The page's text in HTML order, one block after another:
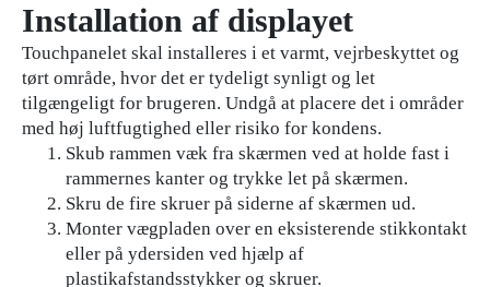
Installation af displayet
Touchpanelet skal installeres i et varmt, vejrbeskyttet og
tørt område, hvor det er tydeligt synligt og let
tilgængeligt for brugeren. Undgå at placere det i områder
med høj luftfugtighed eller risiko for kondens.
Skub rammen væk fra skærmen ved at holde fast i
rammernes kanter og trykke let på skærmen.
Skru de fire skruer på siderne af skærmen ud.
Monter vægpladen over en eksisterende stikkontakt
eller på ydersiden ved hjælp af
plastikafstandsstykker og skruer.